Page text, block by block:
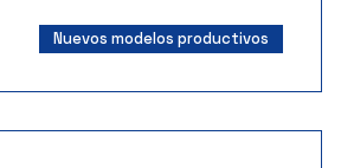
Nuevos modelos productivos